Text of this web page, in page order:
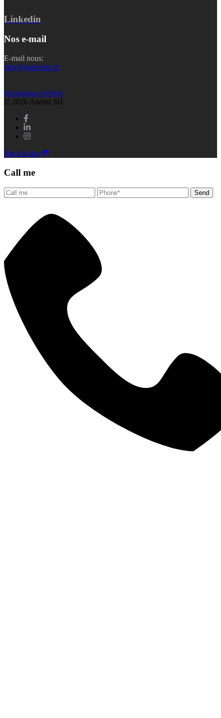
Linkedin
Nos e-mail
E-mail nous:
info@andreish.ch
Développeur KitWeb
© 2026 Andrei SH
Back to top
Call me
Send